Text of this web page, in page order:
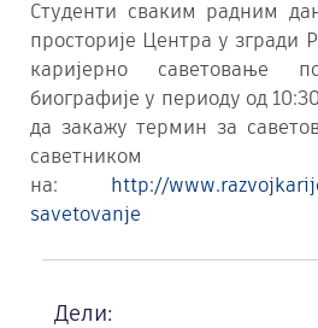
Студенти сваким радним
просторије Центра у згради
каријерно саветовање
биографије у периоду од
да закажу термин за
саветником
на: http://
savetovanje
Дели: